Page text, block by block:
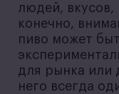
людей,
конечно,
пиво может
для рынка или
него всегда